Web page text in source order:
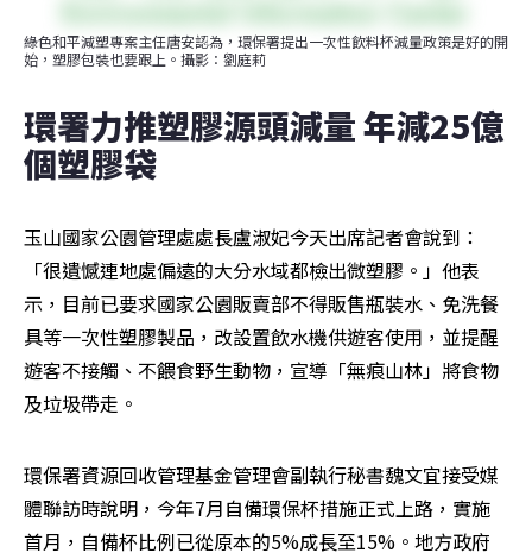
綠色和平減塑專案主任唐安認為，環保署提出一次性飲料杯減量政策是好的開
始，塑膠包裝也要跟上。攝影：劉庭莉
環署力推塑膠源頭減量 年減25億
個塑膠袋
玉山國家公園管理處處長盧淑妃今天出席記者會說到：
「很遺憾連地處偏遠的大分水域都檢出微塑膠。」他表
示，目前已要求國家公園販賣部不得販售瓶裝水、免洗餐
具等一次性塑膠製品，改設置飲水機供遊客使用，並提醒
遊客不接觸、不餵食野生動物，宣導「無痕山林」將食物
及垃圾帶走。
環保署資源回收管理基金管理會副執行秘書魏文宜接受媒
體聯訪時說明，今年7月自備環保杯措施正式上路，實施
首月，自備杯比例已從原本的5%成長至15%。地方政府